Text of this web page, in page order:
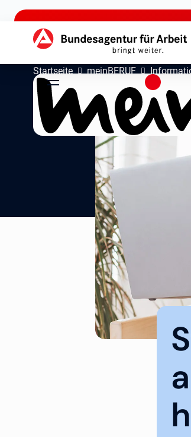
zu den Hauptinhalten springen
Hauptnavigation
Startseite meinBERUF